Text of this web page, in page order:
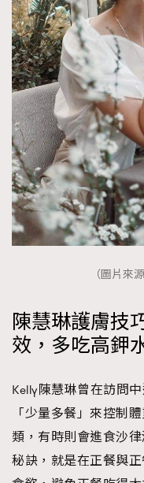
（圖片來
陳慧琳護膚技
效，多吃高鉀
Kelly陳慧琳曾在訪問
「少量多餐」來控制
類，有時則會進食沙
秘訣，就是在正餐與